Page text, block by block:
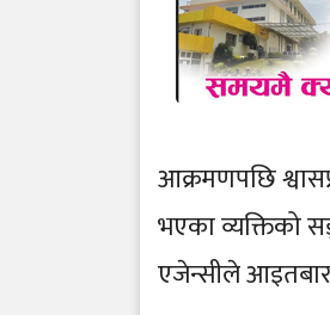
आक्रमणपछि
भएका व्यक्तिको
एजेन्सीले